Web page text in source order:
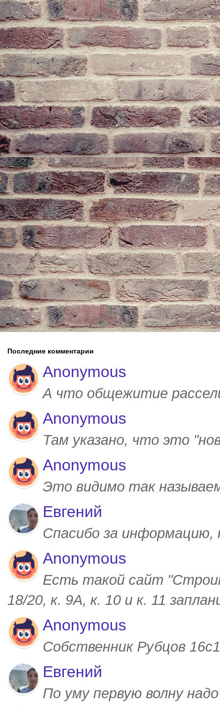
Последние комментарии
Anonymous
А что общежитие
Anonymous
Там указано, что это
Anonymous
Это видимо так
Евгений
Спасибо за
Anonymous
Есть такой сайт
18/20, к. 9А, к. 10 и к. 11
Anonymous
Собственник Рубцов
Евгений
По уму первую волну